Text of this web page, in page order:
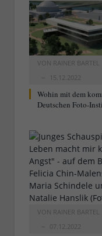
VON RAINER BARTEL
15.12.2022
Wohin mit dem
Deutschen Foto-
VON RAINER BARTEL
07.12.2022